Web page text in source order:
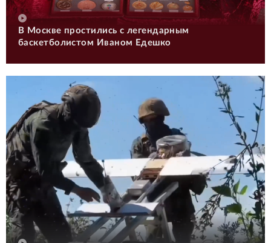
В Москве простились с легендарным
баскетболистом Иваном Едешко